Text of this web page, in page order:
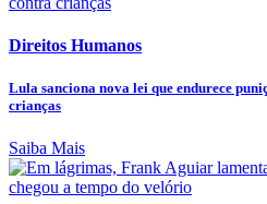
Direitos Humanos
Lula sanciona nova lei que endurece
crianças
Saiba Mais